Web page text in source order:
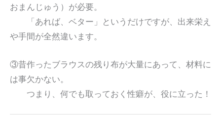
おまんじゅう）が必要。
「あれば、ベター」というだけですが、出来栄え
や手間が全然違います。
③昔作ったブラウスの残り布が大量にあって、材料に
は事欠かない。
つまり、何でも取っておく性癖が、役に立った！